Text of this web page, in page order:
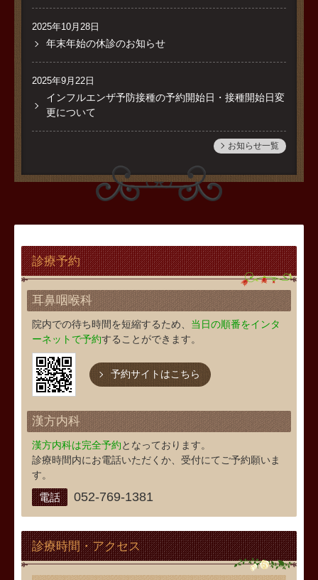
2025年10月28日
年末年始の休診のお知らせ
2025年9月22日
インフルエンザ予防接種の予約開始日・接種開始日変
更について
お知らせ一覧
診療予約
耳鼻咽喉科
院内での待ち時間を短縮するため、 当日の順番をインタ
ーネットで予約することができます。
予約サイトはこちら
漢方内科
漢方内科は完全予約となっております。
診療時間内にお電話いただくか、受付にてご予約願いま
す。
電話 052-769-1381
診療時間・アクセス